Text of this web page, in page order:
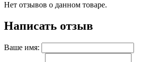
Нет отзывов о данном товаре.
Написать отзыв
Ваше имя: